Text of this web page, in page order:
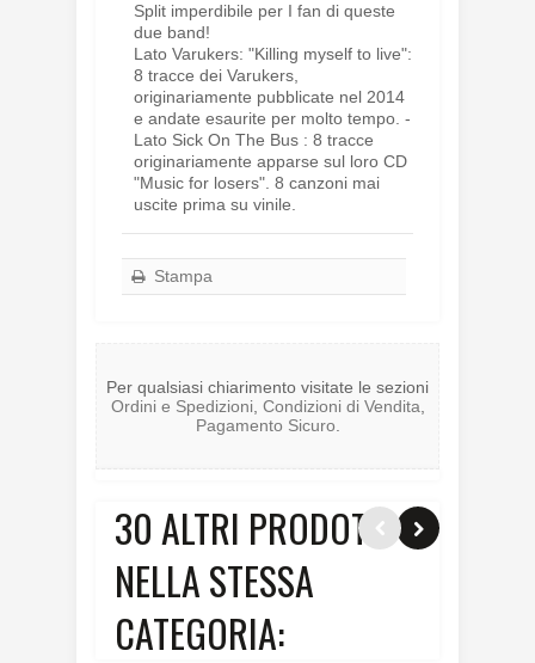
Split imperdibile per I fan di queste
due band!
Lato Varukers: "Killing myself to live":
8 tracce dei Varukers,
originariamente pubblicate nel 2014
e andate esaurite per molto tempo. -
Lato Sick On The Bus : 8 tracce
originariamente apparse sul loro CD
"Music for losers". 8 canzoni mai
uscite prima su vinile.
Stampa
Per qualsiasi chiarimento visitate le sezioni
Ordini e Spedizioni, Condizioni di Vendita,
Pagamento Sicuro.
30 ALTRI PRODOTTI
NELLA STESSA
CATEGORIA: